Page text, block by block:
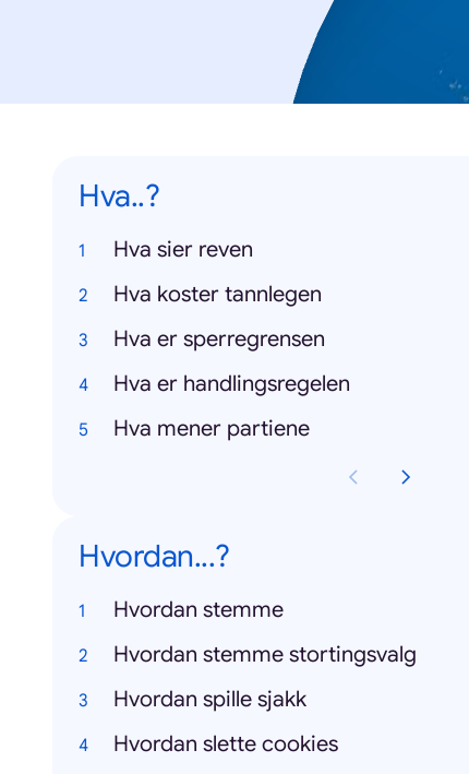
Hva..?
Hva sier reven
Hva koster tannlegen
Hva er sperregrensen
Hva er handlingsregelen
Hva mener partiene
Hvordan...?
Hvordan stemme
Hvordan stemme stortingsvalg
Hvordan spille sjakk
Hvordan slette cookies